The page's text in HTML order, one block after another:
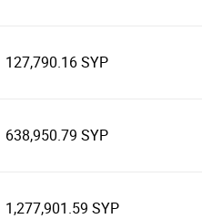
127,790.16 SYP
638,950.79 SYP
1,277,901.59 SYP